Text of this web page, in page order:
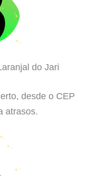
do Jari
desde o CEP
atrasos.